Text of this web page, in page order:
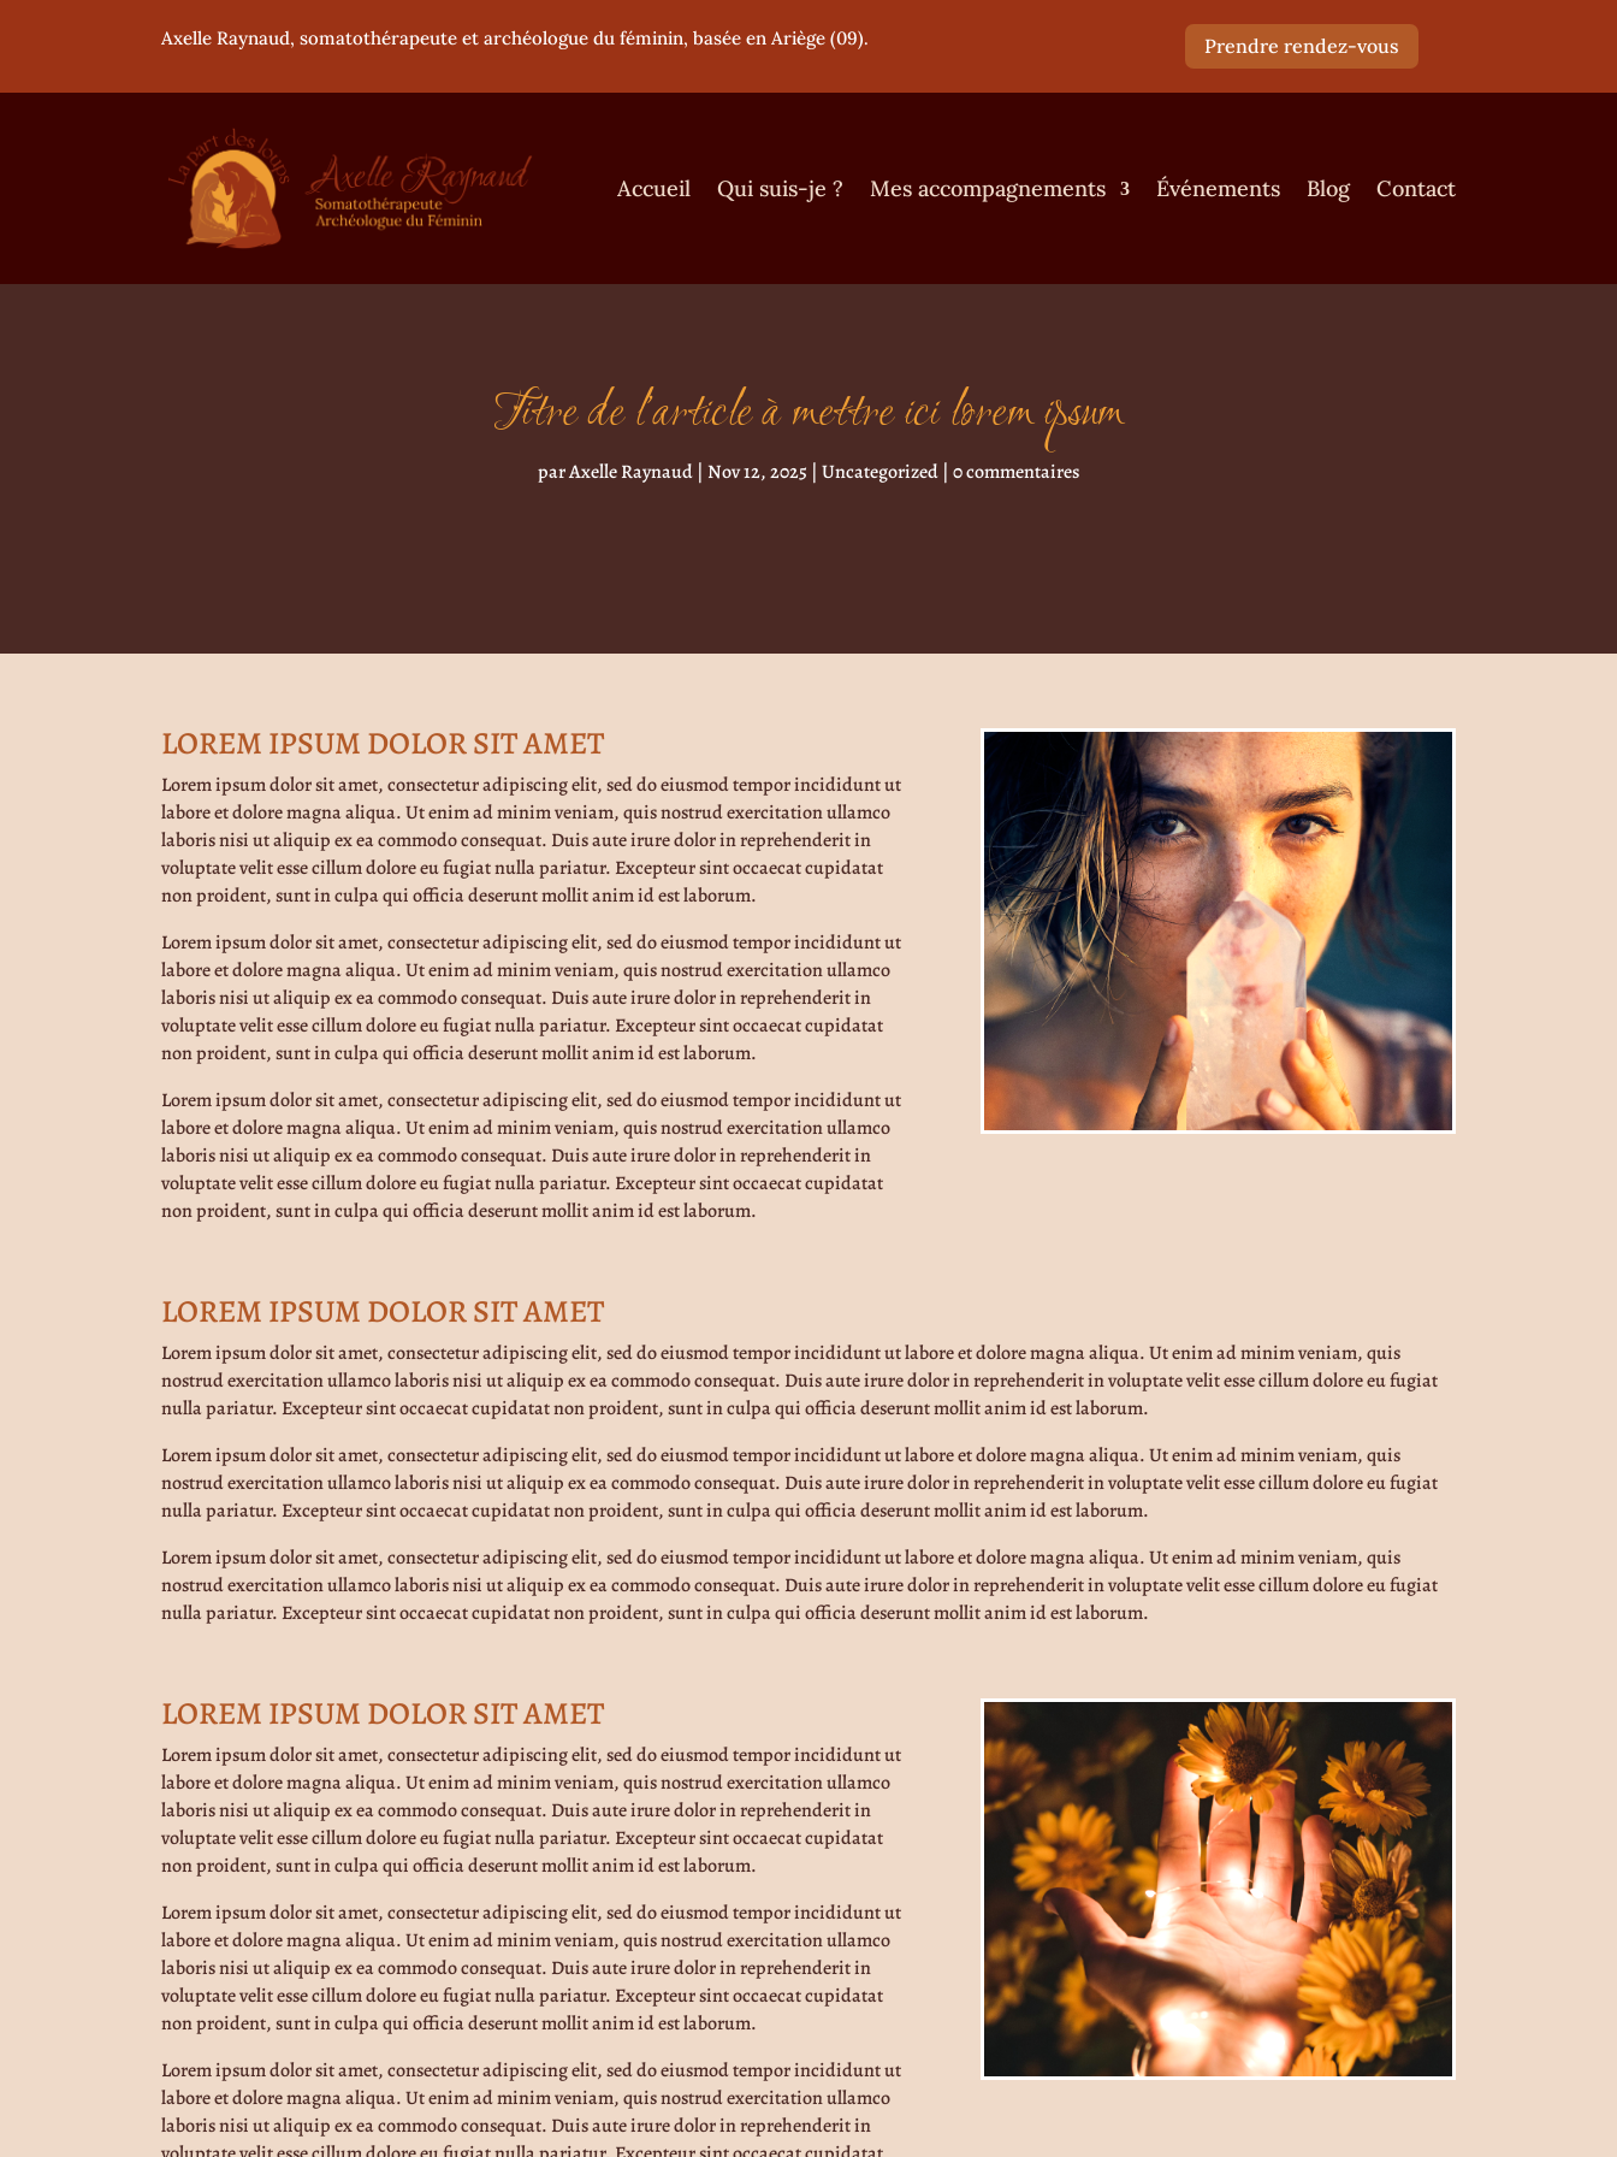
Axelle Raynaud, somatothérapeute et archéologue du féminin, basée en Ariège (09). Prendre rendez-vous
Accueil Qui suis-je ? Mes accompagnements Événements Blog Contact
Titre de l’article à mettre ici lorem ipsum
parAxelle Raynaud | Nov 12, 2025 | Uncategorized | 0 commentaires
LOREM IPSUM DOLOR SIT AMET
Lorem ipsum dolor sit amet, consectetur adipiscing elit, sed do eiusmod tempor incididunt ut
labore et dolore magna aliqua. Ut enim ad minim veniam, quis nostrud exercitation ullamco
laboris nisi ut aliquip ex ea commodo consequat. Duis aute irure dolor in reprehenderit in
voluptate velit esse cillum dolore eu fugiat nulla pariatur. Excepteur sint occaecat cupidatat
non proident, sunt in culpa qui officia deserunt mollit anim id est laborum.
Lorem ipsum dolor sit amet, consectetur adipiscing elit, sed do eiusmod tempor incididunt ut
labore et dolore magna aliqua. Ut enim ad minim veniam, quis nostrud exercitation ullamco
laboris nisi ut aliquip ex ea commodo consequat. Duis aute irure dolor in reprehenderit in
voluptate velit esse cillum dolore eu fugiat nulla pariatur. Excepteur sint occaecat cupidatat
non proident, sunt in culpa qui officia deserunt mollit anim id est laborum.
Lorem ipsum dolor sit amet, consectetur adipiscing elit, sed do eiusmod tempor incididunt ut
labore et dolore magna aliqua. Ut enim ad minim veniam, quis nostrud exercitation ullamco
laboris nisi ut aliquip ex ea commodo consequat. Duis aute irure dolor in reprehenderit in
voluptate velit esse cillum dolore eu fugiat nulla pariatur. Excepteur sint occaecat cupidatat
non proident, sunt in culpa qui officia deserunt mollit anim id est laborum.
LOREM IPSUM DOLOR SIT AMET
Lorem ipsum dolor sit amet, consectetur adipiscing elit, sed do eiusmod tempor incididunt ut labore et dolore magna aliqua. Ut enim ad minim veniam, quis
nostrud exercitation ullamco laboris nisi ut aliquip ex ea commodo consequat. Duis aute irure dolor in reprehenderit in voluptate velit esse cillum dolore eu fugiat
nulla pariatur. Excepteur sint occaecat cupidatat non proident, sunt in culpa qui officia deserunt mollit anim id est laborum.
Lorem ipsum dolor sit amet, consectetur adipiscing elit, sed do eiusmod tempor incididunt ut labore et dolore magna aliqua. Ut enim ad minim veniam, quis
nostrud exercitation ullamco laboris nisi ut aliquip ex ea commodo consequat. Duis aute irure dolor in reprehenderit in voluptate velit esse cillum dolore eu fugiat
nulla pariatur. Excepteur sint occaecat cupidatat non proident, sunt in culpa qui officia deserunt mollit anim id est laborum.
Lorem ipsum dolor sit amet, consectetur adipiscing elit, sed do eiusmod tempor incididunt ut labore et dolore magna aliqua. Ut enim ad minim veniam, quis
nostrud exercitation ullamco laboris nisi ut aliquip ex ea commodo consequat. Duis aute irure dolor in reprehenderit in voluptate velit esse cillum dolore eu fugiat
nulla pariatur. Excepteur sint occaecat cupidatat non proident, sunt in culpa qui officia deserunt mollit anim id est laborum.
LOREM IPSUM DOLOR SIT AMET
Lorem ipsum dolor sit amet, consectetur adipiscing elit, sed do eiusmod tempor incididunt ut
labore et dolore magna aliqua. Ut enim ad minim veniam, quis nostrud exercitation ullamco
laboris nisi ut aliquip ex ea commodo consequat. Duis aute irure dolor in reprehenderit in
voluptate velit esse cillum dolore eu fugiat nulla pariatur. Excepteur sint occaecat cupidatat
non proident, sunt in culpa qui officia deserunt mollit anim id est laborum.
Lorem ipsum dolor sit amet, consectetur adipiscing elit, sed do eiusmod tempor incididunt ut
labore et dolore magna aliqua. Ut enim ad minim veniam, quis nostrud exercitation ullamco
laboris nisi ut aliquip ex ea commodo consequat. Duis aute irure dolor in reprehenderit in
voluptate velit esse cillum dolore eu fugiat nulla pariatur. Excepteur sint occaecat cupidatat
non proident, sunt in culpa qui officia deserunt mollit anim id est laborum.
Lorem ipsum dolor sit amet, consectetur adipiscing elit, sed do eiusmod tempor incididunt ut
labore et dolore magna aliqua. Ut enim ad minim veniam, quis nostrud exercitation ullamco
laboris nisi ut aliquip ex ea commodo consequat. Duis aute irure dolor in reprehenderit in